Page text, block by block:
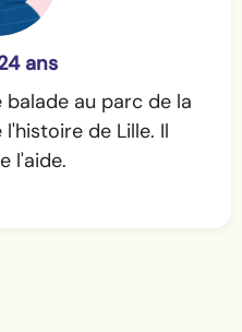
ans
balade au parc de la
de Lille. Il
l'aide.